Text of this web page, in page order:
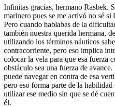
Infinitas gracias, hermano Rasbek.
marinero pues se me activó no sé
Pero cuando hablabas de la
también nuestra querida hermana,
utilizando los términos náuticos
contracorriente, pero eso implica
colocar la vela para que esa fuerza
obstáculo sea una fuerza de
puede navegar en contra de esa
pero eso forma parte de la habilidad
utilizar ese medio sin que se dé
él.